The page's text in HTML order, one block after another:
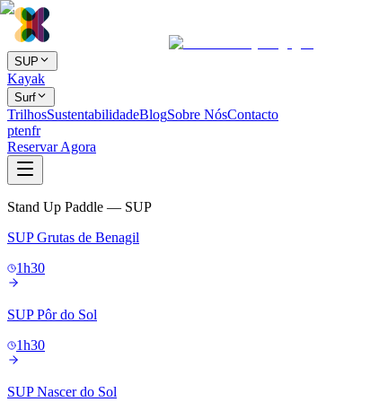
SUP
Kayak
Surf
TrilhosSustentabilidadeBlogSobre NósContacto
ptenfr
Reservar Agora
Stand Up Paddle — SUP
SUP Grutas de Benagil
1h30
SUP Pôr do Sol
1h30
SUP Nascer do Sol